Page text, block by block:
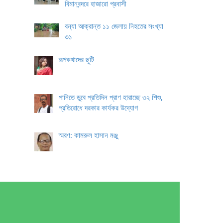
বিমানবন্দরে হাজারো প্রবাসী
বন্যা আক্রান্ত ১১ জেলায় নিহতের সংখ্যা
৩১
রূপকথাদের ছুটি
পানিতে ডুবে প্রতিদিন প্রাণ হারাচ্ছে ৩২ শিশু,
প্রতিরোধে দরকার কার্যকর উদ্যোগ
স্মরণ: কামরুল হাসান মঞ্জু